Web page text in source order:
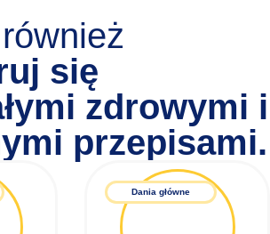
również
się
zdrowymi i
przepisami.
Dania główne